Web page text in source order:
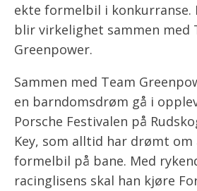
ekte formelbil i konkurranse.
blir virkelighet sammen med
Greenpower.
Sammen med Team
en barndomsdrøm gå i
Porsche Festivalen på
Key, som alltid har drømt om
formelbil på bane. Med
racinglisens skal han kjøre